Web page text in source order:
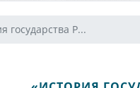
государства Р...